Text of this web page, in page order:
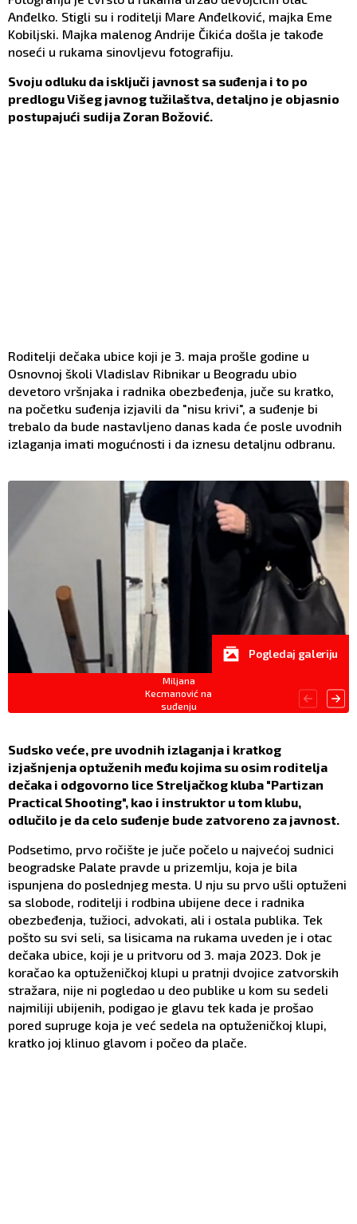
Anđelko. Stigli su i roditelji Mare Anđelković, majka Eme
Kobiljski. Majka malenog Andrije Čikića došla je takođe
noseći u rukama sinovljevu fotografiju.
Svoju odluku da isključi javnost sa suđenja i to po
predlogu Višeg javnog tužilaštva, detaljno je objasnio
postupajući sudija Zoran Božović.
Roditelji dečaka ubice koji je 3. maja prošle godine u
Osnovnoj školi Vladislav Ribnikar u Beogradu ubio
devetoro vršnjaka i radnika obezbeđenja, juče su kratko,
na početku suđenja izjavili da "nisu krivi", a suđenje bi
trebalo da bude nastavljeno danas kada će posle uvodnih
izlaganja imati mogućnosti i da iznesu detaljnu odbranu.
Miljana
Kecmanović na
suđenju
Pogledaj galeriju
Sudsko veće, pre uvodnih izlaganja i kratkog
izjašnjenja optuženih među kojima su osim roditelja
dečaka i odgovorno lice Streljačkog kluba "Partizan
Practical Shooting", kao i instruktor u tom klubu,
odlučilo je da celo suđenje bude zatvoreno za javnost.
Podsetimo, prvo ročište je juče počelo u najvećoj sudnici
beogradske Palate pravde u prizemlju, koja je bila
ispunjena do poslednjeg mesta. U nju su prvo ušli optuženi
sa slobode, roditelji i rodbina ubijene dece i radnika
obezbeđenja, tužioci, advokati, ali i ostala publika. Tek
pošto su svi seli, sa lisicama na rukama uveden je i otac
dečaka ubice, koji je u pritvoru od 3. maja 2023. Dok je
koračao ka optuženičkoj klupi u pratnji dvojice zatvorskih
stražara, nije ni pogledao u deo publike u kom su sedeli
najmiliji ubijenih, podigao je glavu tek kada je prošao
pored supruge koja je već sedela na optuženičkoj klupi,
kratko joj klinuo glavom i počeo da plače.